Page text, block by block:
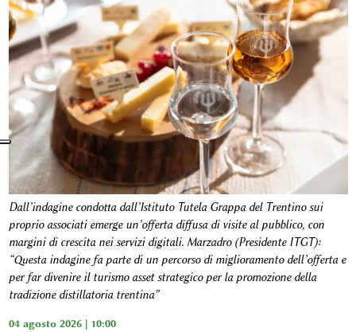
Dall’indagine condotta dall’Istituto Tutela Grappa del Trentino sui
proprio associati emerge un’offerta diffusa di visite al pubblico, con
margini di crescita nei servizi digitali. Marzadro (Presidente ITGT):
“Questa indagine fa parte di un percorso di miglioramento dell’offerta e
per far divenire il turismo asset strategico per la promozione della
tradizione distillatoria trentina”
04 agosto 2026 | 10:00